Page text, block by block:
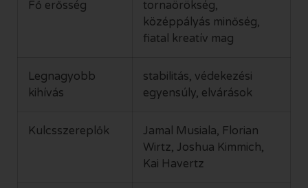
Fő erősség
tornaörökség,
középpályás minőség,
fiatal kreatív mag
Legnagyobb
kihívás
stabilitás, védekezési
egyensúly, elvárások
Kulcsszereplők
Jamal Musiala, Florian
Wirtz, Joshua Kimmich,
Kai Havertz